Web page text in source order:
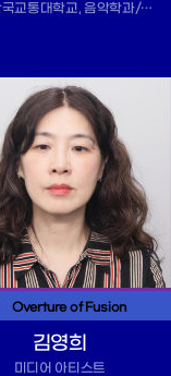
국립한국교통대학교, 음악학과/ 미디어&콘텐츠학과/ 바이오메디컬융합학과
Overture of Fusion
김영희
미디어 아티스트